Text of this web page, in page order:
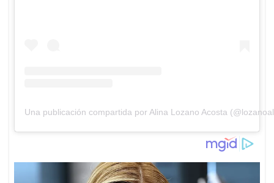
Una publicación compartida por Alina Lozano Acosta